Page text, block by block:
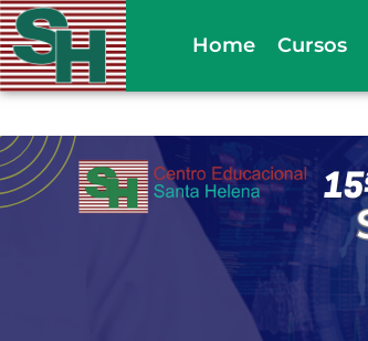
Ir
para
o
Home Cursos